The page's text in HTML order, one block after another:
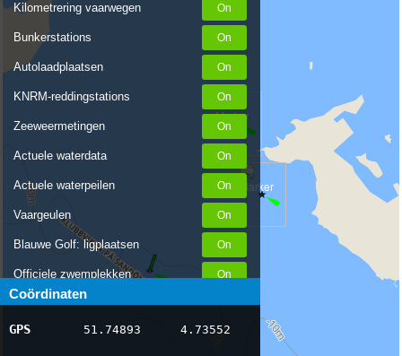
Kilometrering vaarwegen
Bunkerstations
Autolaadplaatsen
KNRM-reddingstations
Zeeweermetingen
Actuele waterdata
Actuele waterpeilen
Vaargeulen
Blauwe Golf: ligplaatsen
Officiele zwemplekken
Stremmingen/hinder
AIS scheepsposities
Coördinaten
GPS 51.74893 4.73552